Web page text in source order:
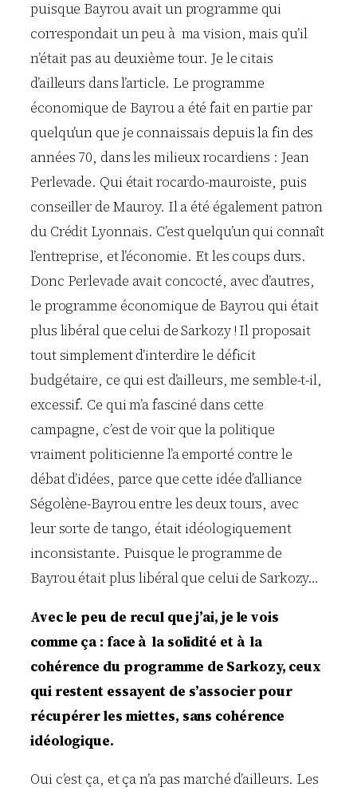
puisque Bayrou avait un programme qui
correspondait un peu à ma vision, mais qu’il
n’était pas au deuxième tour. Je le citais
d’ailleurs dans l’article. Le programme
économique de Bayrou a été fait en partie par
quelqu’un que je connaissais depuis la fin des
années 70, dans les milieux rocardiens : Jean
Perlevade. Qui était rocardo-mauroiste, puis
conseiller de Mauroy. Il a été également patron
du Crédit Lyonnais. C’est quelqu’un qui connaît
l’entreprise, et l’économie. Et les coups durs.
Donc Perlevade avait concocté, avec d’autres,
le programme économique de Bayrou qui était
plus libéral que celui de Sarkozy ! Il proposait
tout simplement d’interdire le déficit
budgétaire, ce qui est d’ailleurs, me semble-t-il,
excessif. Ce qui m’a fasciné dans cette
campagne, c’est de voir que la politique
vraiment politicienne l’a emporté contre le
débat d’idées, parce que cette idée d’alliance
Ségolène-Bayrou entre les deux tours, avec
leur sorte de tango, était idéologiquement
inconsistante. Puisque le programme de
Bayrou était plus libéral que celui de Sarkozy…
Avec le peu de recul que j’ai, je le vois
comme ça : face à la solidité et à la
cohérence du programme de Sarkozy, ceux
qui restent essayent de s’associer pour
récupérer les miettes, sans cohérence
idéologique.
Oui c’est ça, et ça n’a pas marché d’ailleurs. Les